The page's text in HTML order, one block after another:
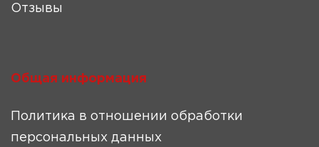
Отзывы
Общая информация
Политика в отношении обработки
персональных данных